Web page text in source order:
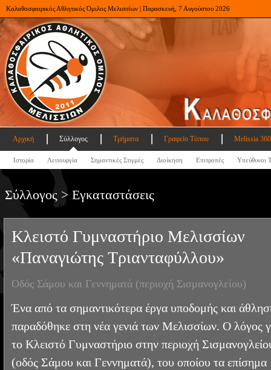
Καλαθοσφαιρικός Αθλητικός Όμιλος Μελισσίων | Παρασκευή, 7 Αυγούστου 2026
Αρχική Σύλλογος Τμήματα Γραφείο Τύπου Melissia
Ιστορία Λειτουργία Σημαντικές Στιγμές Διοίκηση Επιτροπές Υπεύθυνοι
Σύλλογος > Εγκαταστάσεις
Κλειστό Γυμναστήριο Μελισσίων
«Παναγιώτης Τριανταφύλλου»
Οδός Σάμου και Γεννηματά (περιοχή Σισμανογλείου)
Ένα από τα σημαντικότερα έργα υποδομής και
παραδόθηκε στη νέα γενιά των Μελισσίων. Ο λόγος
το Κλειστό Γυμναστήριο στην περιοχή
(οδός Σάμου και Γεννηματά), του οποίου τα επίσημα